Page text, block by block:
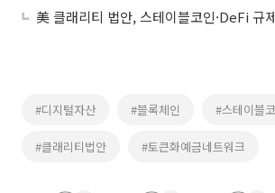
美 클래리티 법안, 스테이블코인·DeFi 규
#디지털자산 #블록체인 #스테이블
#클래리티법안 #토큰화예금네트워크